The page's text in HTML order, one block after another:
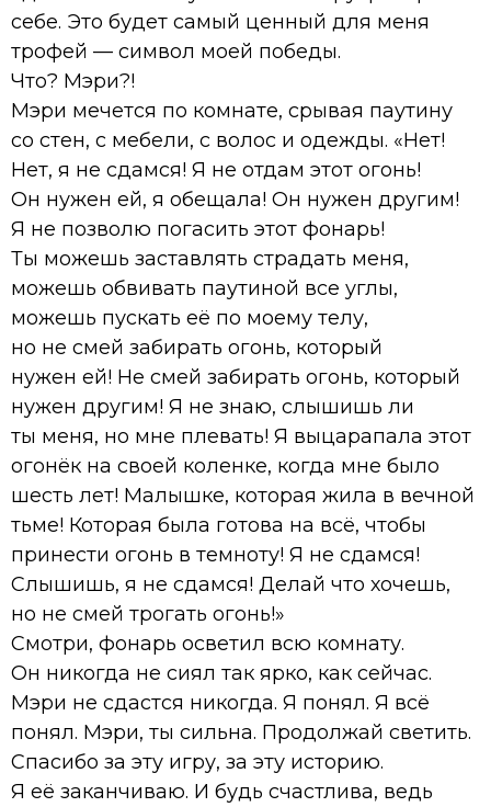
себе. Это будет самый ценный для меня
трофей — символ моей победы.
Что? Мэри?!
Мэри мечется по комнате, срывая паутину
со стен, с мебели, с волос и одежды. «Нет!
Нет, я не сдамся! Я не отдам этот огонь!
Он нужен ей, я обещала! Он нужен другим!
Я не позволю погасить этот фонарь!
Ты можешь заставлять страдать меня,
можешь обвивать паутиной все углы,
можешь пускать её по моему телу,
но не смей забирать огонь, который
нужен ей! Не смей забирать огонь, который
нужен другим! Я не знаю, слышишь ли
ты меня, но мне плевать! Я выцарапала этот
огонёк на своей коленке, когда мне было
шесть лет! Малышке, которая жила в вечной
тьме! Которая была готова на всё, чтобы
принести огонь в темноту! Я не сдамся!
Слышишь, я не сдамся! Делай что хочешь,
но не смей трогать огонь!»
Смотри, фонарь осветил всю комнату.
Он никогда не сиял так ярко, как сейчас.
Мэри не сдастся никогда. Я понял. Я всё
понял. Мэри, ты сильна. Продолжай светить.
Спасибо за эту игру, за эту историю.
Я её заканчиваю. И будь счастлива, ведь